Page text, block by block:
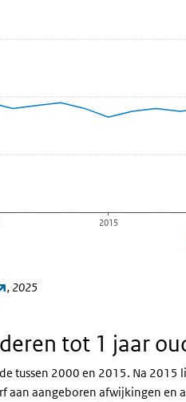
weergeeft.
2015
(externe link)
, 2025
tot 1 jaar
tussen 2000 en 2015. Na 2015
aan aangeboren afwijkingen en